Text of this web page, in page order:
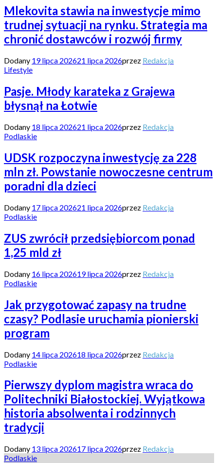
Mlekovita stawia na inwestycje mimo
trudnej sytuacji na rynku. Strategia ma
chronić dostawców i rozwój firmy
Dodany 19 lipca 202621 lipca 2026przez Redakcja
Lifestyle
Pasje. Młody karateka z Grajewa
błysnął na Łotwie
Dodany 18 lipca 202621 lipca 2026przez Redakcja
Podlaskie
UDSK rozpoczyna inwestycję za 228
mln zł. Powstanie nowoczesne centrum
poradni dla dzieci
Dodany 17 lipca 202621 lipca 2026przez Redakcja
Podlaskie
ZUS zwrócił przedsiębiorcom ponad
1,25 mld zł
Dodany 16 lipca 202619 lipca 2026przez Redakcja
Podlaskie
Jak przygotować zapasy na trudne
czasy? Podlasie uruchamia pionierski
program
Dodany 14 lipca 202618 lipca 2026przez Redakcja
Podlaskie
Pierwszy dyplom magistra wraca do
Politechniki Białostockiej. Wyjątkowa
historia absolwenta i rodzinnych
tradycji
Dodany 13 lipca 202617 lipca 2026przez Redakcja
Podlaskie